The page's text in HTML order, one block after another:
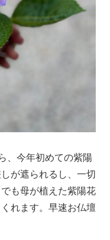
、今年初めての紫陽
が遮られるし、一切
も母が植えた紫陽花
れます。早速お仏壇